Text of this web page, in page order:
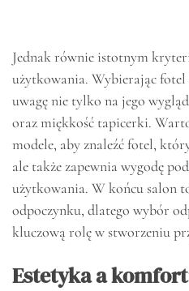
Jednak równie istotnym
użytkowania. Wybierając
uwagę nie tylko na jego
oraz miękkość tapicerki.
modele, aby znaleźć fotel,
ale także zapewnia wygodę
użytkowania. W końcu salon
odpoczynku, dlatego wybór
kluczową rolę w stworzeniu
Estetyka a